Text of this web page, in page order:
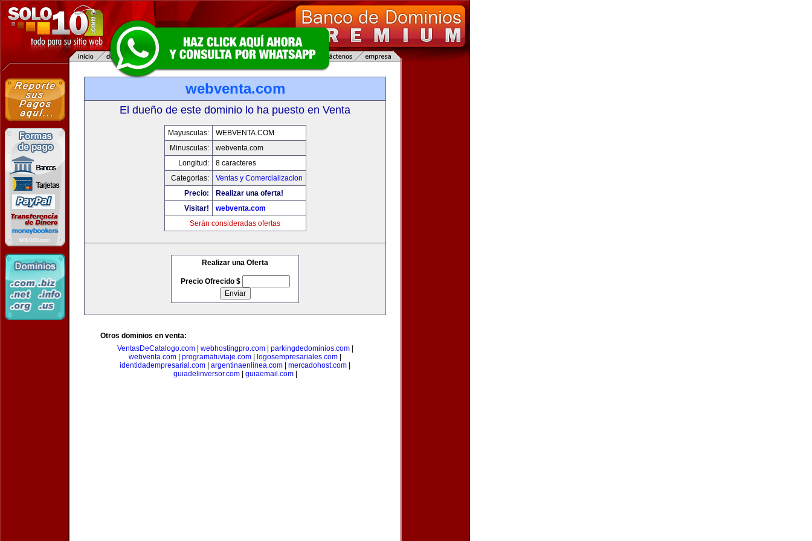
webventa.com
El dueño de este dominio lo ha puesto en Venta
Mayusculas:
WEBVENTA.COM
Minusculas:
webventa.com
Longitud:
8 caracteres
Categorias:
Ventas y Comercializacion
Precio:
Realizar una oferta!
Visitar!
webventa.com
Serán consideradas ofertas
Realizar una Oferta
Precio Ofrecido $
Otros dominios en venta:
VentasDeCatalogo.com| webhostingpro.com| parkingdedominios.com|
webventa.com
programatuviaje.com logosempresariales.com
identidadempresarial.com
argentinaenlinea.com mercadohost.com
guiadelinversor.com| guiaemail.com|